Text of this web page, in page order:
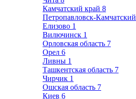
Камчатский край 8
Петропавловск-Камчатский
Елизово 1
Вилючинск 1
Орловская область 7
Орел 6
Ливны 1
Ташкентская область 7
Чирчик 1
Ошская область 7
Киев 6